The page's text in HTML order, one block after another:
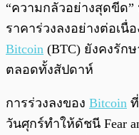
“ความกลัวอย่างสุดขีด”
ราคาร่วงลงอย่างต่อเ
Bitcoin (BTC) ยังคงรัก
ตลอดทั้งสัปดาห์
การร่วงลงของ Bitcoin
วันศุกร์ทำให้ดัชนี Fear